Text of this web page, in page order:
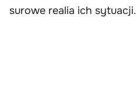
surowe realia ich sytuacji.